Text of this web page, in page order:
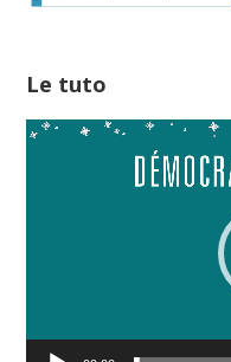
Le tuto
Lecteur